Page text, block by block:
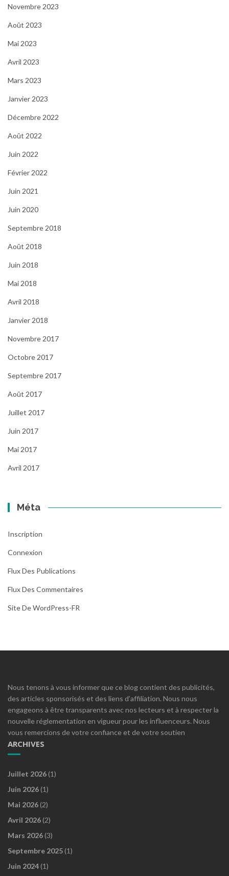
Novembre 2023
Août 2023
Mai 2023
Avril 2023
Mars 2023
Janvier 2023
Décembre 2022
Août 2022
Juin 2022
Février 2022
Juin 2021
Juin 2020
Septembre 2018
Août 2018
Juin 2018
Mai 2018
Avril 2018
Janvier 2018
Novembre 2017
Octobre 2017
Septembre 2017
Août 2017
Juillet 2017
Juin 2017
Mai 2017
Avril 2017
Méta
Inscription
Connexion
Flux Des Publications
Flux Des Commentaires
Site De WordPress-FR
Nous tenons à vous informer que ce blog contient des publicités,
des articles sponsorisés et des liens d’affiliation. Nous nous
engageons à être transparents avec nos lecteurs et à respecter la
nouvelle réglementation en vigueur pour les influenceurs. Nous
vous remercions de votre confiance et de votre soutien
ARCHIVES
Juillet 2026 (1)
Juin 2026 (1)
Mai 2026 (2)
Avril 2026 (2)
Mars 2026 (3)
Septembre 2025 (1)
Juin 2024 (1)